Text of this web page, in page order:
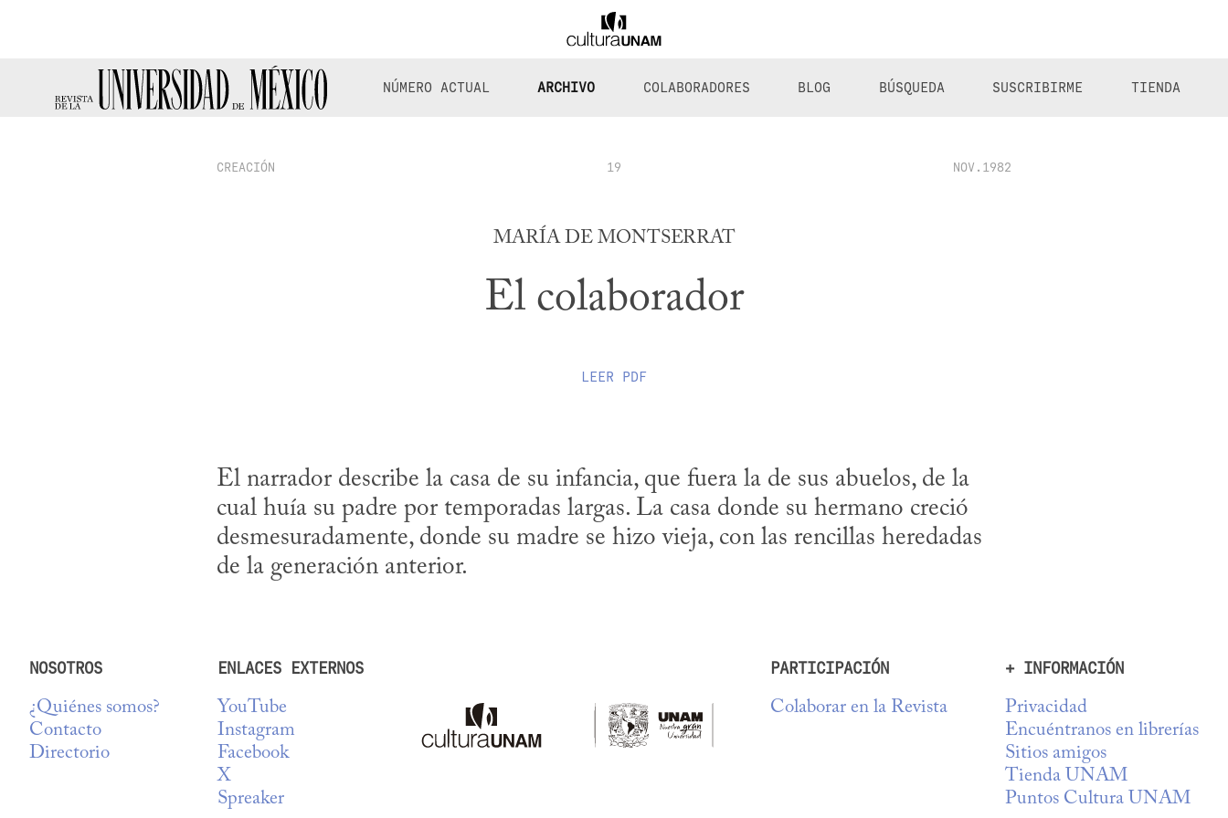
NÚMERO ACTUAL ARCHIVO COLABORADORES BLOG BÚSQUEDA SUSCRIBIRME TIENDA
CREACIÓN 19 NOV.1982
MARÍA DE MONTSERRAT
El colaborador
LEER PDF
El narrador describe la casa de su infancia, que fuera la de sus abuelos, de la
cual huía su padre por temporadas largas. La casa donde su hermano creció
desmesuradamente, donde su madre se hizo vieja, con las rencillas heredadas
de la generación anterior.
NOSOTROS
¿Quiénes somos?
Contacto
Directorio
ENLACES EXTERNOS
YouTube
Instagram
Facebook
X
Spreaker
PARTICIPACIÓN
Colaborar en la Revista
+ INFORMACIÓN
Privacidad
Encuéntranos en librerías
Sitios amigos
Tienda UNAM
Puntos Cultura UNAM